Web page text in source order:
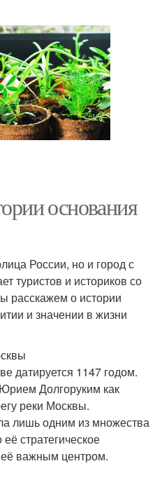
основания
России, но и город с
туристов и историков со
расскажем о истории
и значении в жизни
датируется 1147 годом.
Долгоруким как
реки Москвы.
лишь одним из множества
стратегическое
важным центром.